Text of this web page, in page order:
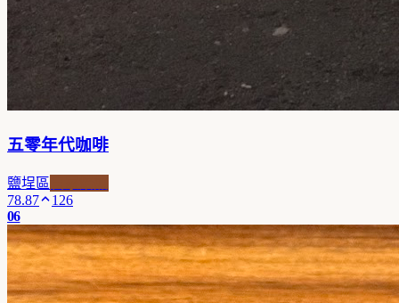
五零年代咖啡
鹽埕區
78.87
126
06